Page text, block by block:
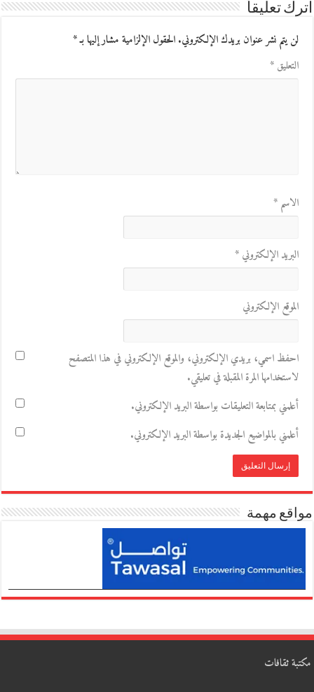
اترك تعليقاً
لن يتم نشر عنوان بريدك الإلكتروني.الحقول الإلزامية مشار إليها بـ*
التعليق*
الاسم*
البريد الإلكتروني*
الموقع الإلكتروني
احفظ اسمي، بريدي الإلكتروني، والموقع الإلكتروني في هذا المتصفح
لاستخدامها المرة المقبلة في تعليقي.
أعلمني بمتابعة التعليقات بواسطة البريد الإلكتروني.
أعلمني بالمواضيع الجديدة بواسطة البريد الإلكتروني.
مواقع مهمة
مكتبة ثقافات